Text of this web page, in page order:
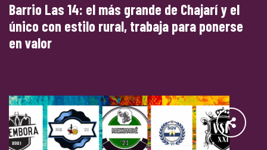
Barrio Las 14: el más grande de Chajarí y el
único con estilo rural, trabaja para ponerse
en valor